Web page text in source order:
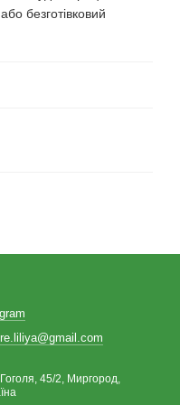
безготівковий
45/2, Миргород,